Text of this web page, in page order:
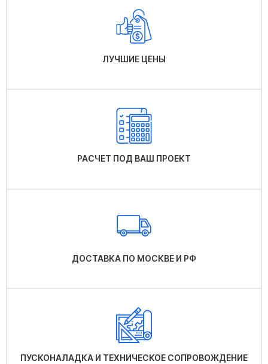
ЛУЧШИЕ ЦЕНЫ
РАСЧЕТ ПОД ВАШ ПРОЕКТ
ДОСТАВКА ПО МОСКВЕ И РФ
ПУСКОНАЛАДКА И ТЕХНИЧЕСКОЕ СОПРОВОЖДЕНИЕ